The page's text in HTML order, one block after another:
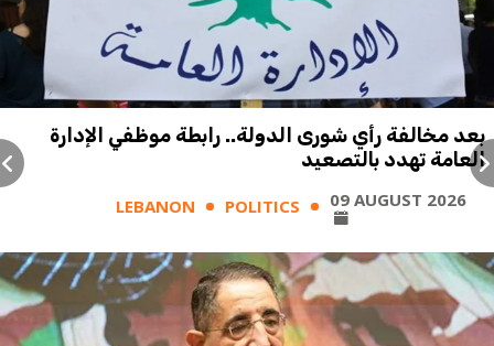
بعد مخالفة رأي شورى الدولة.. رابطة موظفي الإدارة
العامة تهدد بالتصعيد
LEBANON POLITICS 09 AUGUST 2026